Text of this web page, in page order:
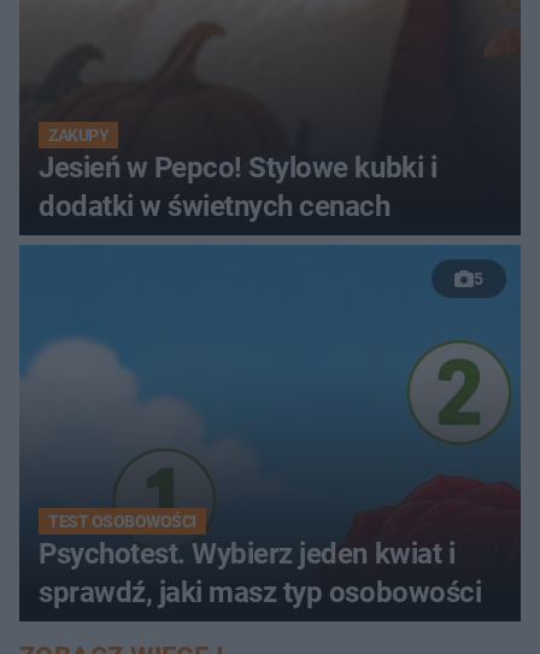
ZAKUPY
Jesień w Pepco! Stylowe kubki i
dodatki w świetnych cenach
5
TEST OSOBOWOŚCI
Psychotest. Wybierz jeden kwiat i
sprawdź, jaki masz typ osobowości